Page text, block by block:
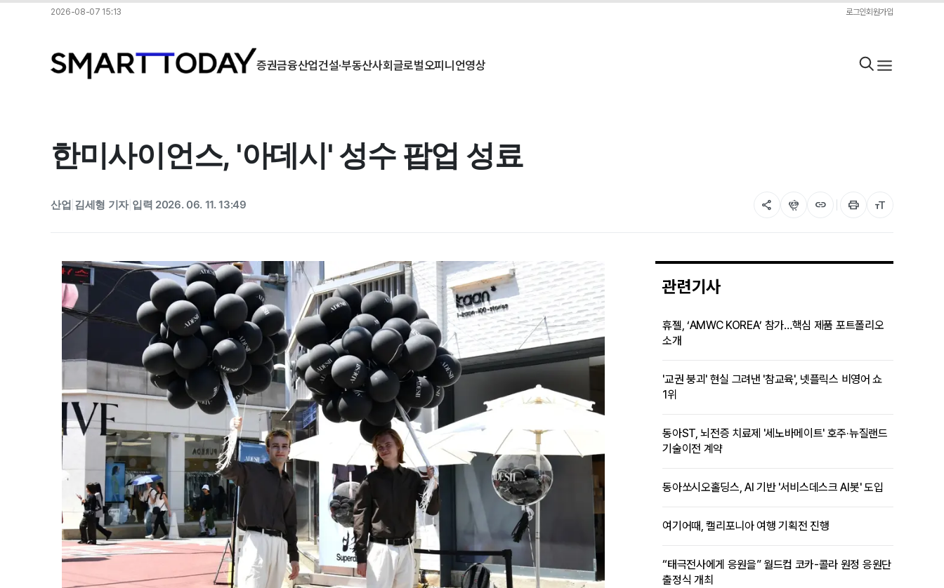
2026-08-07 15:13 로그인회원가입
증권금융산업건설·부동산사회글로벌오피니언영상
한미사이언스, '아데시' 성수 팝업 성료
산업 김세형 기자| 입력 2026. 06. 11. 13:49 share flutter_dash link print format_size
관련기사
휴젤, ‘AMWC KOREA’ 참가…핵심 제품 포트폴리오
소개
'교권 붕괴' 현실 그려낸 '참교육', 넷플릭스 비영어 쇼
1위
동아ST, 뇌전증 치료제 '세노바메이트' 호주·뉴질랜드
기술이전 계약
동아쏘시오홀딩스, AI 기반 '서비스데스크 AI봇' 도입
여기어때, 캘리포니아 여행 기획전 진행
“태극전사에게 응원을” 월드컵 코카-콜라 원정 응원단
출정식 개최